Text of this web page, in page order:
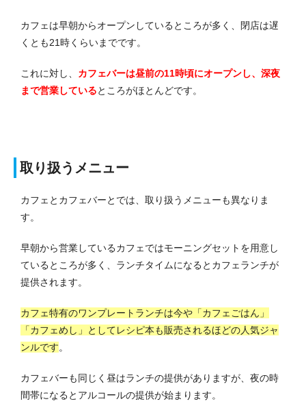
カフェは早朝からオープンしているところが多く、閉店は遅
くとも21時くらいまでです。
これに対し、 カフェバーは昼前の11時頃にオープンし、深夜
まで営業しているところがほとんどです。
取り扱うメニュー
カフェとカフェバーとでは、取り扱うメニューも異なりま
す。
早朝から営業しているカフェではモーニングセットを用意し
ているところが多く、ランチタイムになるとカフェランチが
提供されます。
カフェ特有のワンプレートランチは今や「カフェごはん」
「カフェめし」としてレシピ本も販売されるほどの人気ジャ
ンルです。
カフェバーも同じく昼はランチの提供がありますが、夜の時
間帯になるとアルコールの提供が始まります。